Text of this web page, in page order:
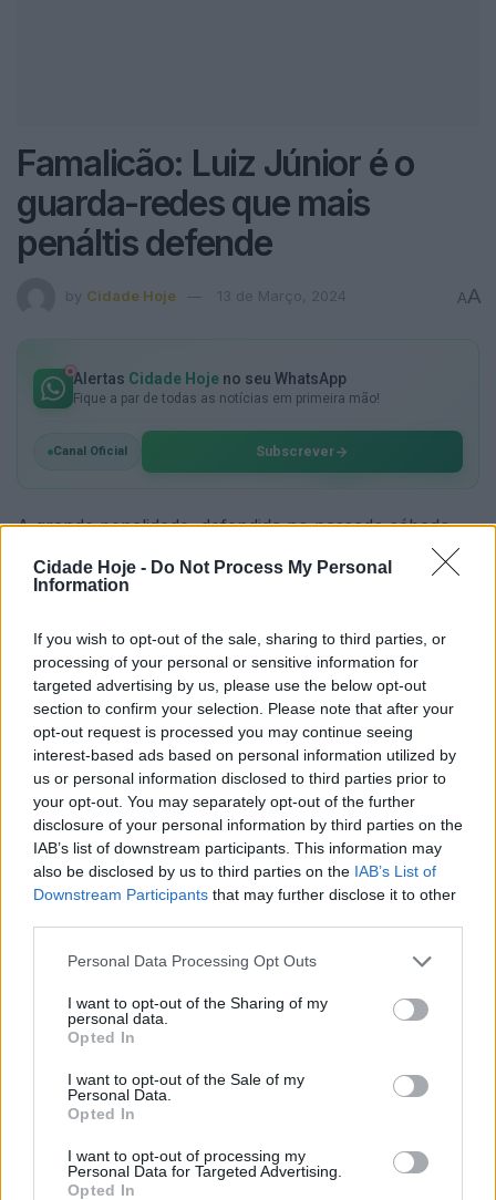
Cidade Hoje - Do Not Process My Personal
Information
If you wish to opt-out of the sale, sharing to third parties, or
processing of your personal or sensitive information for
targeted advertising by us, please use the below opt-out
section to confirm your selection. Please note that after your
opt-out request is processed you may continue seeing
interest-based ads based on personal information utilized by
us or personal information disclosed to third parties prior to
your opt-out. You may separately opt-out of the further
disclosure of your personal information by third parties on the
IAB’s list of downstream participants. This information may
also be disclosed by us to third parties on the IAB’s List of
Downstream Participants that may further disclose it to other
Personal Data Processing Opt Outs
I want to opt-out of the Sharing of my
personal data.
Opted In
I want to opt-out of the Sale of my
Personal Data.
Opted In
I want to opt-out of processing my
Personal Data for Targeted Advertising.
Opted In
Famalicão: Luiz Júnior é o
guarda-redes que mais
penáltis defende
by Cidade Hoje 13 de Março, 2024 AA
Alertas Cidade Hoje no seu WhatsApp
Fique a par de todas as notícias em primeira mão!
Canal Oficial Subscrever
A grande penalidade, defendida no passado sábado,
em Guimarães, coloca Luiz Júnior no topo da lista de
guarda-redes que mais penáltis defende na I Liga.
O recorde, em 10 anos, estava nas luvas de Cláudio
Ramos (FC Porto) que defendeu sete grandes
penalidades ao serviço do Tondela. O guarda-redes do
Famalicão já defendeu oito.
um autêntico pesadelo para quem assume a
responsabilidade de tentar converter castigos
máximos.
famalicão grandes penalidades
guarda-redes
luiz júnior